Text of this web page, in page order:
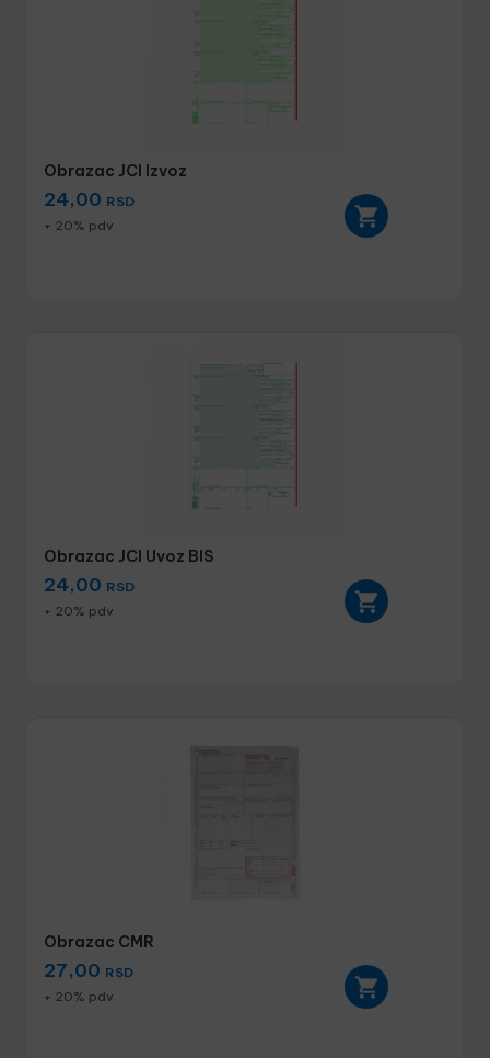
Obrazac JCI Izvoz
24,00 RSD
+ 20% pdv
Obrazac JCI Uvoz BIS
24,00 RSD
+ 20% pdv
Obrazac CMR
27,00 RSD
+ 20% pdv